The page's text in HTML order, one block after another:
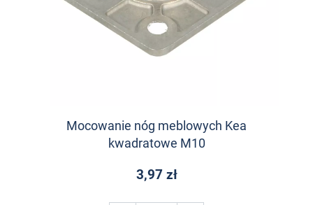
Mocowanie nóg meblowych Kea
kwadratowe M10
3,97 zł